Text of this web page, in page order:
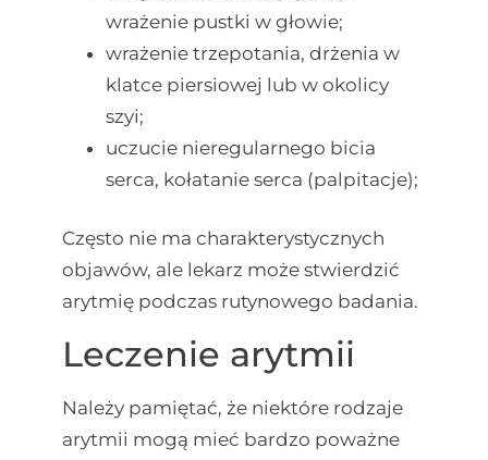
wrażenie pustki w głowie;
wrażenie trzepotania, drżenia w
klatce piersiowej lub w okolicy
szyi;
uczucie nieregularnego bicia
serca, kołatanie serca (palpitacje);
Często nie ma charakterystycznych
objawów, ale lekarz może stwierdzić
arytmię podczas rutynowego badania.
Leczenie arytmii
Należy pamiętać, że niektóre rodzaje
arytmii mogą mieć bardzo poważne